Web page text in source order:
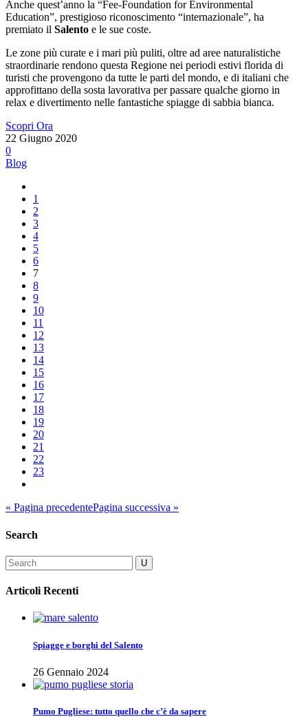
Anche quest’anno la “Fee-Foundation for Environmental
Education”, prestigioso riconoscimento “internazionale”, ha
premiato il Salento e le sue coste.
Le zone più curate e i mari più puliti, oltre ad aree naturalistiche
straordinarie rendono questa Regione nei periodi estivi florida di
turisti che provengono da tutte le parti del mondo, e di italiani che
approfittano della sosta lavorativa per passare qualche giorno in
relax e divertimento nelle fantastiche spiagge di sabbia bianca.
Scopri Ora
22 Giugno 2020
0
Blog
1
2
3
4
5
6
7
8
9
10
11
12
13
14
15
16
17
18
19
20
21
22
23
« Pagina precedentePagina successiva »
Search
Articoli Recenti
Spiagge e borghi del Salento
26 Gennaio 2024
Pumo Pugliese: tutto quello che c’è da sapere